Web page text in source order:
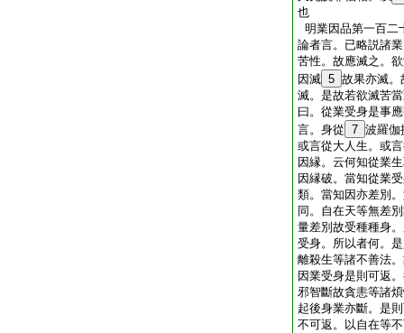
也
明業因品第一百二
論者言。已略説諸
苦性。故應滅之。
因滅 5 故果亦滅。
滅。是故若欲滅苦
曰。從業受身是事
言。身從 7 波羅伽
或言從大人生。或
因縁。云何知從業
因縁破。當知從業
類。當知因亦差別
同。自在天等無差
量差別故受種種身
受身。所以者何。
離殺生等諸不善法
因業受身是則可返
邪智斷故貪恚等諸
起後身業亦斷。是
不可返。以自在等